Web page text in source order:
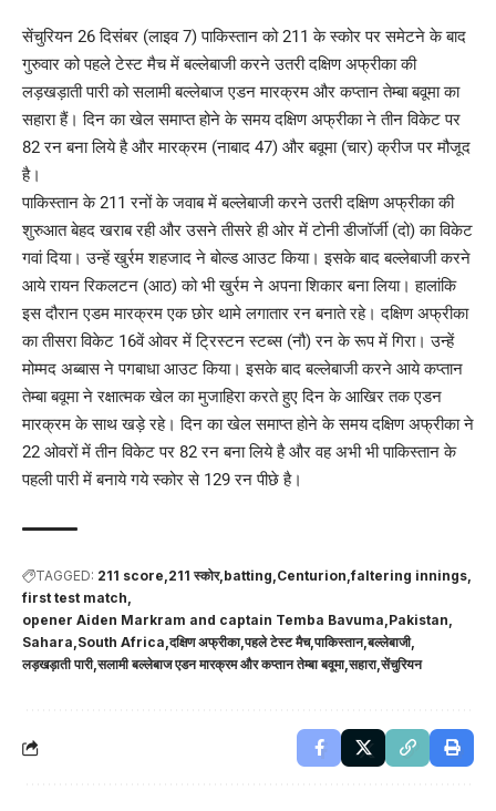
सेंचुरियन 26 दिसंबर (लाइव 7) पाकिस्तान को 211 के स्कोर पर समेटने के बाद
गुरुवार को पहले टेस्ट मैच में बल्लेबाजी करने उतरी दक्षिण अफ्रीका की
लड़खड़ाती पारी को सलामी बल्लेबाज एडन मारक्रम और कप्तान तेम्बा बवूमा का
सहारा हैं। दिन का खेल समाप्त होने के समय दक्षिण अफ्रीका ने तीन विकेट पर
82 रन बना लिये है और मारक्रम (नाबाद 47) और बवूमा (चार) क्रीज पर मौजूद
है।
पाकिस्तान के 211 रनों के जवाब में बल्लेबाजी करने उतरी दक्षिण अफ्रीका की
शुरुआत बेहद खराब रही और उसने तीसरे ही ओर में टोनी डीजॉर्जी (दो) का विकेट
गवां दिया। उन्हें खुर्रम शहजाद ने बोल्ड आउट किया। इसके बाद बल्लेबाजी करने
आये रायन रिकलटन (आठ) को भी खुर्रम ने अपना शिकार बना लिया। हालांकि
इस दौरान एडम मारक्रम एक छोर थामे लगातार रन बनाते रहे। दक्षिण अफ्रीका
का तीसरा विकेट 16वें ओवर में ट्रिस्टन स्टब्स (नौ) रन के रूप में गिरा। उन्हें
मोम्मद अब्बास ने पगबाधा आउट किया। इसके बाद बल्लेबाजी करने आये कप्तान
तेम्बा बवूमा ने रक्षात्मक खेल का मुजाहिरा करते हुए दिन के आखिर तक एडन
मारक्रम के साथ खड़े रहे। दिन का खेल समाप्त होने के समय दक्षिण अफ्रीका ने
22 ओवरों में तीन विकेट पर 82 रन बना लिये है और वह अभी भी पाकिस्तान के
पहली पारी में बनाये गये स्कोर से 129 रन पीछे है।
TAGGED: 211 score 211 स्कोर batting Centurion faltering innings
first test match
opener Aiden Markram and captain Temba Bavuma Pakistan
Sahara South Africa दक्षिण अफ्रीका पहले टेस्ट मैच पाकिस्तान बल्लेबाजी
लड़खड़ाती पारी सलामी बल्लेबाज एडन मारक्रम और कप्तान तेम्बा बवूमा सहारा सेंचुरियन